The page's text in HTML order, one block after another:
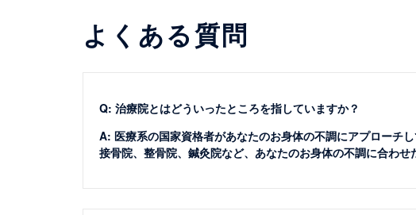
よくある質問
Q: 治療院とはどういったところを指していますか？
A: 医療系の国家資格者があなたのお身体の不調にアプローチし
接骨院、整骨院、鍼灸院など、あなたのお身体の不調に合わせ